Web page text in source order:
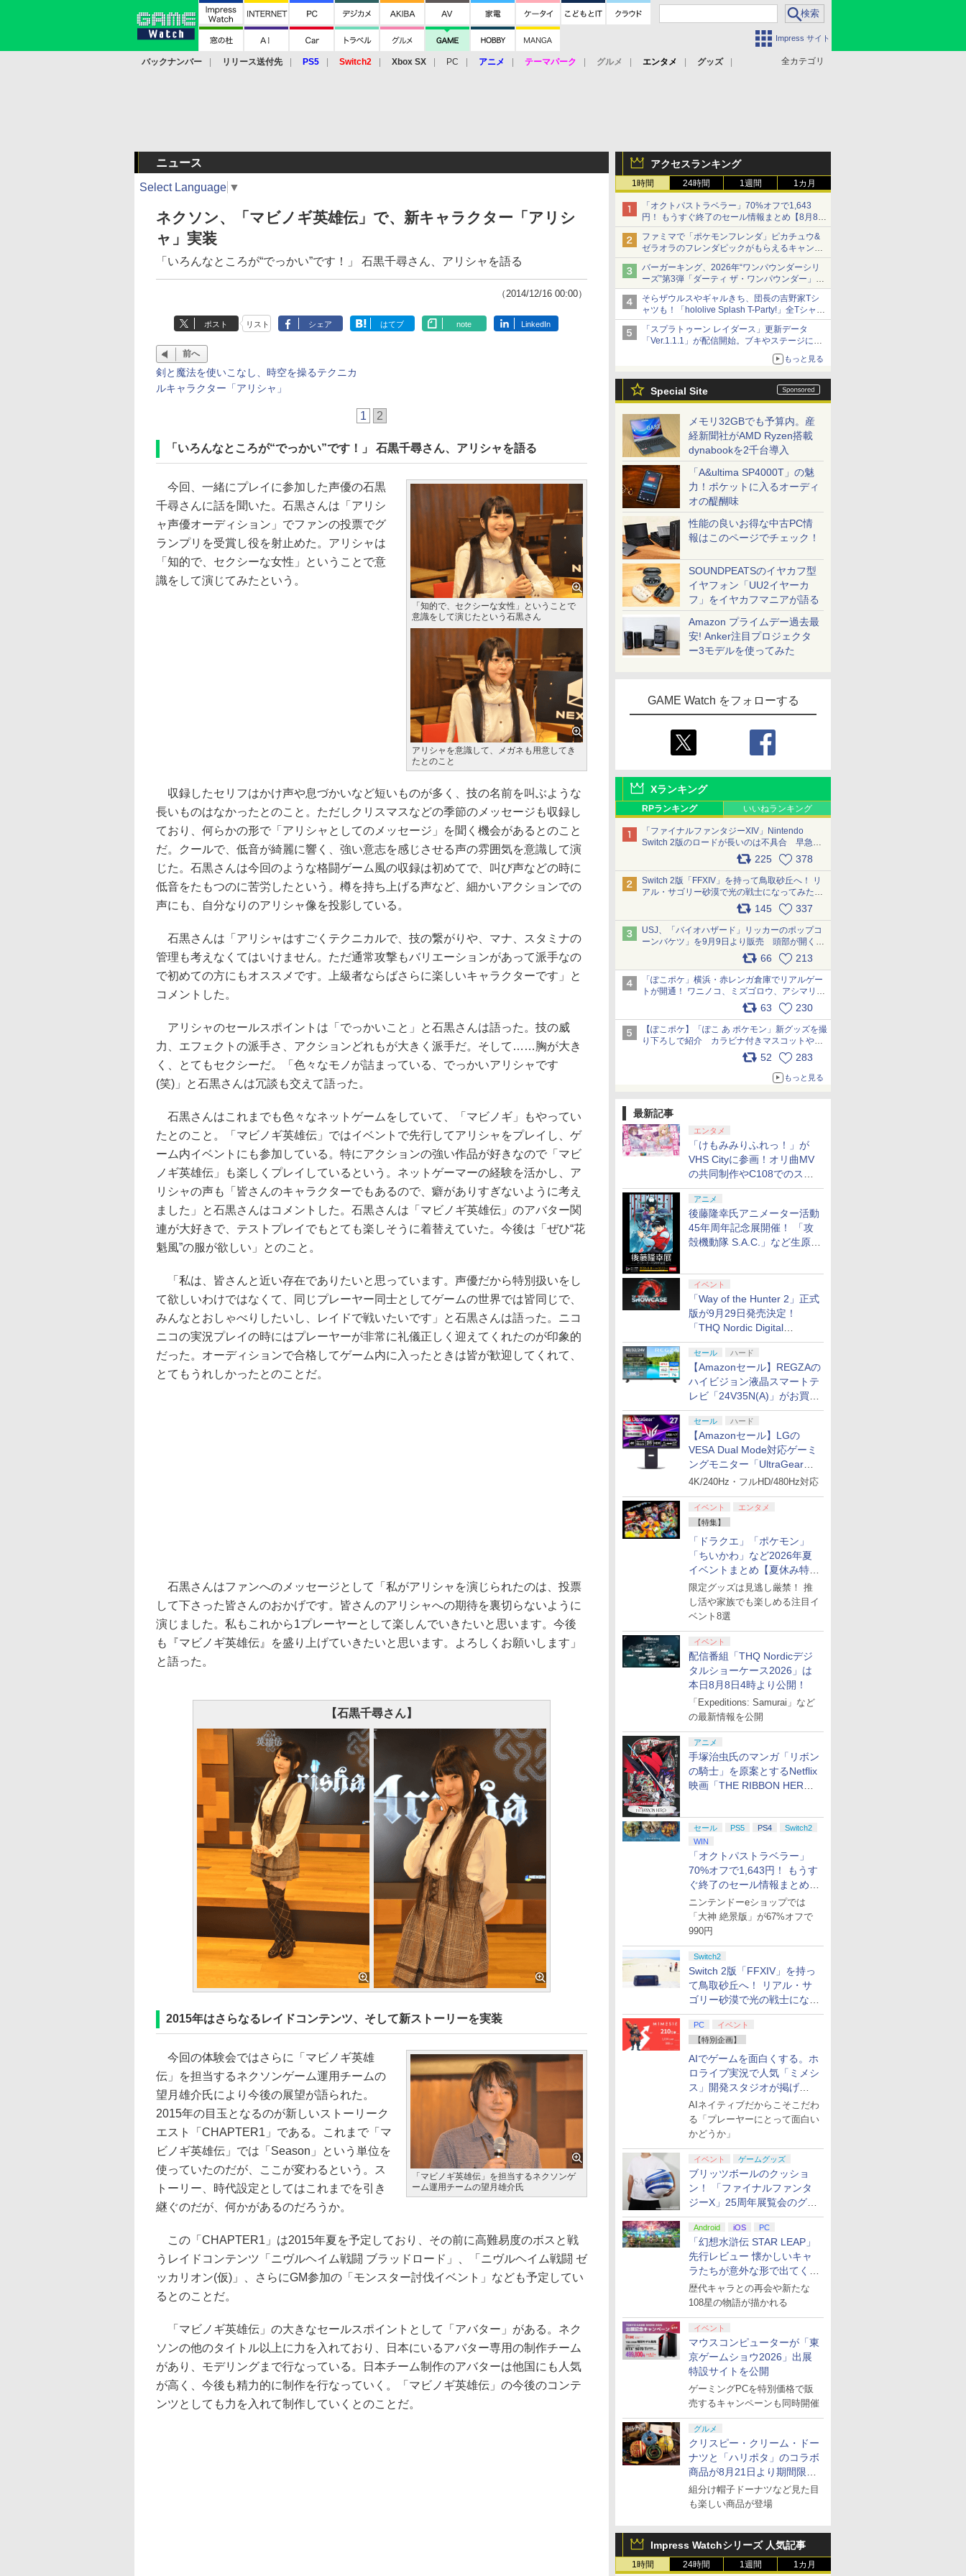
Impress サイト
全カテゴリ
バックナンバー リリース送付先 PS5 Switch2 Xbox SX PC アニメ テーマパーク グルメ エンタメ
グッズ
アクセスランキング
1時間 24時間 1週間 1カ月
「オクトパストラベラー」70%オフで1,643
円！ もうすぐ終了のセール情報まとめ【8月8日
更新】
ニンテンドーeショップでは「大神 絶景版」が
67%オフで990円
ファミマで「ポケモンフレンダ」ピカチュウ&
ゼラオラのフレンダピックがもらえるキャンペ
ーン開催！
バーガーキング、2026年“ワンパウンダーシリ
ーズ”第3弾「ダーティ ザ・ワンパウンダー」を
8月7日発売
「特製ガーリックマヨソース」を使用した超大
型チーズバーガー
そらザウルスやギャルきち、団長の吉野家Tシ
ャツも！「hololive Splash T-Party!」全Tシャツ
ラインナップ公開＆オンライン販売開始
「スプラトゥーン レイダース」更新データ
「Ver.1.1.1」が配信開始。ブキやステージに関
もっと見る
Special Site
メモリ32GBでも予算内。産
経新聞社がAMD Ryzen搭載
dynabookを2千台導入
「A&ultima SP4000T」の魅
力！ポケットに入るオーディ
オの醍醐味
性能の良いお得な中古PC情
報はこのページでチェック！
SOUNDPEATSのイヤカフ型
イヤフォン「UU2イヤーカ
フ」をイヤカフマニアが語る
Amazon プライムデー過去最
安! Anker注目プロジェクタ
ー3モデルを使ってみた
GAME Watch をフォローする
Xランキング
RPランキング いいねランキング
「ファイナルファンタジーXIV」Nintendo
Switch 2版のロードが長いのは不具合 早急に
アップデートできるよう対応中225 378
Switch 2版「FFXIV」を持って鳥取砂丘へ！ リ
アル・サゴリー砂漠で光の戦士になってみた
145 337
USJ、「バイオハザード」リッカーのポップコ
ーンバケツ」を9月9日より販売 頭部が開く仕
組み。味は恐怖を堪のう「味噌フレーバー」
66 213
「ぽこポケ」横浜・赤レンガ倉庫でリアルゲー
トが開通！ ワニノコ、ミズゴロウ、アシマリ登
場シーンをレポート pic.x.com/LDgEByVl6D
63 230
【ぽこポケ】「ぽこ あ ポケモン」新グッズを撮
り下ろしで紹介 カラビナ付きマスコットやス
52 283
もっと見る
最新記事
エンタメ
「けもみみりふれっ！」が
VHS Cityに参画！オリ曲MV
の共同制作やC108でのスペ
シャルコラボ広告を掲出
アニメ
後藤隆幸氏アニメーター活動
45年周年記念展開催！ 「攻
殻機動隊 S.A.C.」など生原
イベント
「Way of the Hunter 2」正式
版が9月29日発売決定！
「THQ Nordic Digital
Showcase 2026」まとめ
セール ハード
【Amazonセール】REGZAの
ハイビジョン液晶スマートテ
レビ「24V35N(A)」がお買い
得！
セール ハード
【Amazonセール】LGの
VESA Dual Mode対応ゲーミ
ングモニター「UltraGear
27G850A-B」がお買い得！
4K/240Hz・フルHD/480Hz対応
イベント
エンタメ
【特集】
「ドラクエ」「ポケモン」
「ちいかわ」など2026年夏
イベントまとめ【夏休み特
集】
限定グッズは見逃し厳禁！ 推
し活や家族でも楽しめる注目イ
ベント8選
イベント
配信番組「THQ Nordicデジ
タルショーケース2026」は
本日8月8日4時より公開！
「Expeditions: Samurai」など
の最新情報を公開
アニメ
手塚治虫氏のマンガ「リボン
の騎士」を原案とするNetflix
映画「THE RIBBON HERO
セール PS5 PS4
Switch2
WIN
「オクトパストラベラー」
70%オフで1,643円！ もうす
ぐ終了のセール情報まとめ
【8月8日更新】
ニンテンドーeショップでは
「大神 絶景版」が67%オフで
990円
Switch2
Switch 2版「FFXIV」を持っ
て鳥取砂丘へ！ リアル・サ
ゴリー砂漠で光の戦士になっ
てみた
PC
イベント
【特別企画】
AIでゲームを面白くする。ホ
ロライブ実況で人気「ミメシ
ス」開発スタジオが掲げ
る“AI活用の信念”とは？【講
演レポート】
AIネイティブだからこそこだわ
る「プレーヤーにとって面白い
かどうか」
イベント ゲームグッズ
ブリッツボールのクッショ
ン！ 「ファイナルファンタ
ジーX」25周年展覧会のグッ
ズ情報が公開
Android iOS PC
「幻想水滸伝 STAR LEAP」
先行レビュー 懐かしいキャ
ラたちが意外な形で出てくる
シリーズ完全新作！
歴代キャラとの再会や新たな
108星の物語が描かれる
イベント
マウスコンピューターが「東
京ゲームショウ2026」出展
特設サイトを公開
ゲーミングPCを特別価格で販
売するキャンペーンも同時開催
グルメ
クリスピー・クリーム・ドー
ナツと「ハリポタ」のコラボ
商品が8月21日より期間限定
で発売
組分け帽子ドーナツなど見た目
も楽しい商品が登場
Impress Watchシリーズ 人気記事
1時間 24時間 1週間 1カ月
ニュース
Select Language ▼
ネクソン、「マビノギ英雄伝」で、新キャラクター「アリシ
ャ」実装
「いろんなところが“でっかい”です！」 石黒千尋さん、アリシャを語る
（2014/12/16 00:00）
ポスト リスト シェア はてブ note LinkedIn
前へ
剣と魔法を使いこなし、時空を操るテクニカ
ルキャラクター「アリシャ」
1 2
「いろんなところが“でっかい”です！」 石黒千尋さん、アリシャを語る
「知的で、セクシーな女性」ということで
意識をして演じたという石黒さん
アリシャを意識して、メガネも用意してき
たとのこと
今回、一緒にプレイに参加した声優の石黒
千尋さんに話を聞いた。石黒さんは「アリシ
ャ声優オーディション」でファンの投票でグ
ランプリを受賞し役を射止めた。アリシャは
「知的で、セクシーな女性」ということで意
識をして演じてみたという。
収録したセリフはかけ声や息づかいなど短いものが多く、技の名前を叫ぶような
長いものはなかったとのこと。ただしクリスマスなどの季節のメッセージも収録し
ており、何らかの形で「アリシャとしてのメッセージ」を聞く機会があるとのこと
だ。クールで、低音が綺麗に響く、強い意志を感じさせる声の雰囲気を意識して演
じた。石黒さんは今回のような格闘ゲーム風の収録は初めてで、叫び声などの時に
低音をたもつのに苦労したという。樽を持ち上げる声など、細かいアクションでの
声にも、自分なりのアリシャ像を投影している。
石黒さんは「アリシャはすごくテクニカルで、技の繋がりや、マナ、スタミナの
管理も考えなくてはいけません。ただ通常攻撃もバリエーションがあって派手なの
で初めての方にもオススメです。上級者ならばさらに楽しいキャラクターです」と
コメントした。
アリシャのセールスポイントは「でっかいこと」と石黒さんは語った。技の威
力、エフェクトの派手さ、アクションどれもが大きく派手だ。そして……胸が大き
く、とてもセクシーだ。「色々なモノが詰まっている、でっかいアリシャです
(笑)」と石黒さんは冗談も交えて語った。
石黒さんはこれまでも色々なネットゲームをしていて、「マビノギ」もやってい
たとのこと。「マビノギ英雄伝」ではイベントで先行してアリシャをプレイし、ゲ
ーム内イベントにも参加している。特にアクションの強い作品が好きなので「マビ
ノギ英雄伝」も楽しくプレイしているという。ネットゲーマーの経験を活かし、ア
リシャの声も「皆さんのキャラクターでもあるので、癖がありすぎないように考え
ました」と石黒さんはコメントした。石黒さんは「マビノギ英雄伝」のアバター関
連が大好きで、テストプレイでもとても楽しそうに着替えていた。今後は「ぜひ“花
魁風”の服が欲しい」とのこと。
「私は、皆さんと近い存在でありたいと思っています。声優だから特別扱いをし
て欲しいわけではなくて、同じプレーヤー同士としてゲームの世界では皆同じで、
みんなとおしゃべりしたいし、レイドで戦いたいです」と石黒さんは語った。ニコ
ニコの実況プレイの時にはプレーヤーが非常に礼儀正しく迎えてくれたのが印象的
だった。オーディションで合格してゲーム内に入ったときは皆が歓迎してくれて、
とてもうれしかったとのことだ。
石黒さんはファンへのメッセージとして「私がアリシャを演じられたのは、投票
して下さった皆さんのおかげです。皆さんのアリシャへの期待を裏切らないように
演じました。私もこれから1プレーヤーとして楽しんでいきたいと思います。今後
も『マビノギ英雄伝』を盛り上げていきたいと思います。よろしくお願いします」
と語った。
【石黒千尋さん】
2015年はさらなるレイドコンテンツ、そして新ストーリーを実装
「マビノギ英雄伝」を担当するネクソンゲ
ーム運用チームの望月雄介氏
今回の体験会ではさらに「マビノギ英雄
伝」を担当するネクソンゲーム運用チームの
望月雄介氏により今後の展望が語られた。
2015年の目玉となるのが新しいストーリーク
エスト「CHAPTER1」である。これまで「マ
ビノギ英雄伝」では「Season」という単位を
使っていたのだが、ここが変わるという。ス
トーリー、時代設定としてはこれまでを引き
継ぐのだが、何かがあるのだろうか。
この「CHAPTER1」は2015年夏を予定しており、その前に高難易度のボスと戦
うレイドコンテンツ「ニヴルヘイム戦闘 ブラッドロード」、「ニヴルヘイム戦闘 ゼ
ッカリオン(仮)」、さらにGM参加の「モンスター討伐イベント」なども予定してい
るとのことだ。
「マビノギ英雄伝」の大きなセールスポイントとして「アバター」がある。ネク
ソンの他のタイトル以上に力を入れており、日本にいるアバター専用の制作チーム
があり、モデリングまで行なっている。日本チーム制作のアバターは他国にも人気
が高く、今後も精力的に制作を行なっていく。「マビノギ英雄伝」の今後のコンテ
ンツとしても力を入れて制作していくとのことだ。